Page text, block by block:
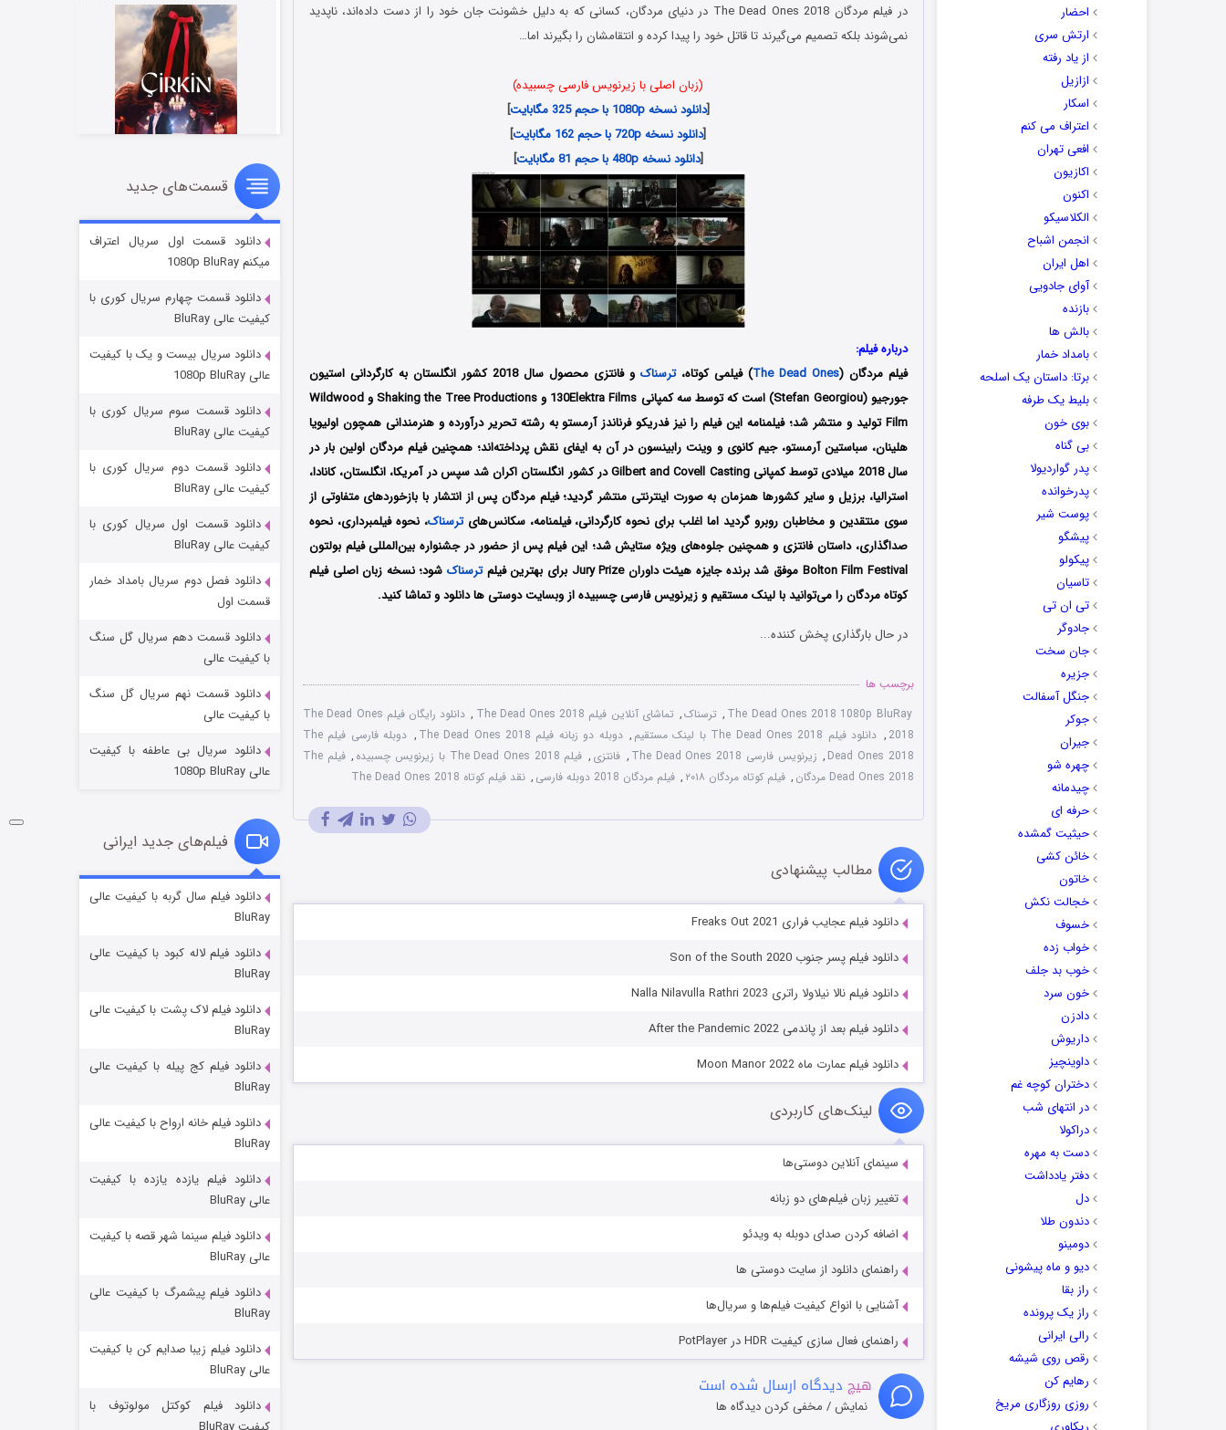
احضار
ارتش سری
از یاد رفته
ازازیل
اسکار
اعتراف می کنم
افعی تهران
اکازیون
اکنون
الکلاسیکو
انجمن اشباح
اهل ایران
آوای جادویی
بازنده
بالش ها
بامداد خمار
برتا: داستان یک اسلحه
بلیط یک‌‌ طرفه
بوی خون
بی گناه
پدر گواردیولا
پدرخوانده
پوست شیر
پیشگو
پیکولو
تاسیان
تی ان تی
جادوگر
جان سخت
جزیره
جنگل آسفالت
جوکر
جیران
چهره شو
چیدمانه
حرفه ای
حیثیت گمشده
خائن کشی
خاتون
خجالت نکش
خسوف
خواب زده
خوب بد جلف
خون سرد
دادزن
داریوش
داوینچیز
دختران کوچه غم
در انتهای شب
دراکولا
دست به مهره
دفتر یادداشت
دل
دندون طلا
دومینو
دیو و ماه پیشونی
راز بقا
راز یک پرونده
رالی ایرانی
رقص روی شیشه
رهایم کن
روزی روزگاری مریخ
در فیلم مردگان The Dead Ones 2018 در دنیای مردگان، کسانی که به دلیل خشونت جان خود را از دست داده‌اند، ناپدید
نمی‌شوند بلکه تصمیم می‌گیرند تا قاتل خود را پیدا کرده و انتقامشان را بگیرند اما…
(زبان اصلی با زیرنویس فارسی چسبیده)
[دانلود نسخه 1080p با حجم 325 مگابایت
]
[دانلود نسخه 720p با حجم 162 مگابایت
]
[دانلود نسخه 480p با حجم 81 مگابایت ]
درباره فیلم:
فیلم مردگان (The Dead Ones) فیلمی کوتاه،ترسناک
و فانتزی محصول سال 2018 کشور انگلستان به کارگردانی استیون
جورجیو (Stefan Georgiou) است که توسط سه کمپانی 130Elektra Films و Shaking the Tree Productions و Wildwood
Film تولید و منتشر شد؛ فیلمنامه این فیلم را نیز فدریکو فرناندز آرمستو به رشته تحریر درآورده و هنرمندانی همچون اولیویا
هلینان، سباستین آرمستو، جیم کانوی و وینت رابینسون در آن به ایفای نقش پرداخته‌اند؛ همچنین فیلم مردگان اولینبار در
سال 2018 میلادی توسط کمپانی Gilbert and Covell Casting در کشور انگلستان اکران شد سپس در آمریکا، انگلستان، کانادا،
استرالیا، برزیل و سایر کشورها همزمان به صورت اینترنتی منتشر گردید؛ فیلم مردگان پس از انتشار با بازخوردهای متفاوتی از
سوی منتقدین و مخاطبان روبرو گردید اما اغلب برای نحوه کارگردانی، فیلمنامه، سکانس‌هایترسناک، نحوه فیلمبرداری، نحوه
صداگذاری‌، داستان فانتزی و همچنین جلوه‌های ویژه ستایش شد؛ این فیلم پس از حضور در جشنواره‌‌ بین‌المللی فیلم بولتون
Bolton Film Festival موفق شد
برنده جایزه هیئت داوران Jury Prize برای بهترین فیلم ترسناکشود؛ نسخه زبان اصلی فیلم
کوتاه مردگان را می‌توانید با لینک مستقیم و زیرنویس فارسی چسبیده از وبسایت دوستی ها دانلود و تماشا کنید.
در حال بارگذاری پخش کننده...
برچسب ها
The Dead Ones 2018 1080p BluRay
, ترسناک, تماشای آنلاین فیلم The Dead Ones 2018 ,
دانلود رایگان فیلم The Dead Ones
2018
, دانلود فیلم The Dead Ones 2018 با لینک مستقیم , دوبله دو زبانه فیلم The Dead Ones 2018 ,
دوبله فارسی فیلم The
Dead Ones 2018
, زیرنویس فارسی The Dead Ones 2018 , فانتزی , فیلم The Dead Ones 2018 با زیرنویس چسبیده ,
فیلم The
Dead Ones 2018 مردگان
, فیلم کوتاه مردگان ۲۰۱۸ , فیلم مردگان 2018 دوبله فارسی , نقد فیلم کوتاه The Dead Ones 2018
مطالب پیشنهادی
دانلود فیلم عجایب فراری Freaks Out 2021
دانلود فیلم پسر جنوب Son of the South 2020
دانلود فیلم نالا نیلاولا راتری Nalla Nilavulla Rathri 2023
دانلود فیلم بعد از پاندمی After the Pandemic 2022
دانلود فیلم عمارت ماه Moon Manor 2022
لینک‌های کاربردی
سینمای آنلاین دوستی‌ها
تغییر زبان فیلم‌های دو زبانه
اضافه کردن صدای دوبله به ویدئو
راهنمای دانلود از سایت دوستی ها
آشنایی با انواع کیفیت فیلم‌ها و سریال‌ها
راهنمای فعال سازی کیفیت HDR در PotPlayer
هیچ دیدگاه ارسال شده است
نمایش / مخفی کردن دیدگاه ها
سریال زشت
قسمت۲ (زیرنویس) منتشر شد
مردگان متحرک: شهر مرده ۳
شکست استوارت در نجات جهان
قسمت ۷ (زیرنویس) منتشر شد
شوگر فصل ۲
قسمت
خاندان اژدها فصل ۳
جادوگری در مغولستان
قسمت‌های جدید
دانلود قسمت اول سریال اعتراف
میکنم 1080p BluRay
دانلود قسمت چهارم سریال کوری با
کیفیت عالی BluRay
دانلود سریال بیست و یک با کیفیت
عالی 1080p BluRay
دانلود قسمت سوم سریال کوری با
کیفیت عالی BluRay
دانلود قسمت دوم سریال کوری با
کیفیت عالی BluRay
دانلود قسمت اول سریال کوری با
کیفیت عالی BluRay
دانلود فصل دوم سریال بامداد خمار
قسمت اول
دانلود قسمت دهم سریال گل سنگ
با کیفیت عالی
دانلود قسمت نهم سریال گل سنگ
با کیفیت عالی
دانلود سریال بی عاطفه با کیفیت
عالی 1080p BluRay
فیلم‌های جدید ایرانی
دانلود فیلم سال گربه با کیفیت عالی
BluRay
دانلود فیلم لاله کبود با کیفیت عالی
BluRay
دانلود فیلم لاک پشت با کیفیت عالی
BluRay
دانلود فیلم کج‌ پیله با کیفیت عالی
BluRay
دانلود فیلم خانه ارواح با کیفیت عالی
BluRay
دانلود فیلم یازده یازده با کیفیت
عالی BluRay
دانلود فیلم سینما شهر قصه با کیفیت
عالی BluRay
دانلود فیلم پیشمرگ با کیفیت عالی
BluRay
دانلود فیلم زیبا صدایم کن با کیفیت
عالی BluRay
دانلود فیلم کوکتل مولوتوف با